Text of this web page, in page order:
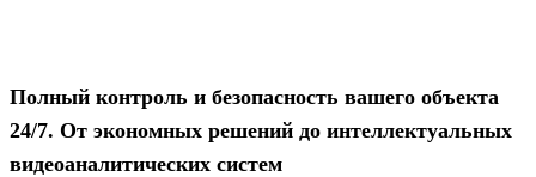
Полный контроль и безопасность вашего объекта
24/7. От экономных решений до интеллектуальных
видеоаналитических систем